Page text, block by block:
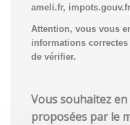
ameli.fr,
Attention, vous vous
informations
de vérifier.
Vous souhaitez
proposées par le